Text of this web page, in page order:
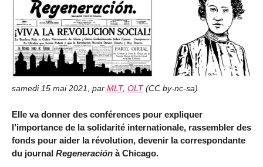
samedi 15 mai 2021 par MLT, OLT (CC by-nc-sa)
Elle va donner des conférences pour expliquer
l’importance de la solidarité internationale, rassembler des
fonds pour aider la révolution, devenir la correspondante
du journal Regeneración à Chicago.